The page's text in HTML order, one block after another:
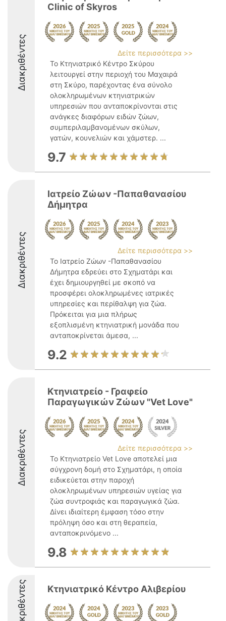
Διακριθέντες
Clinic of Skyros
Δείτε περισσότερα >>
Το Κτηνιατρικό Κέντρο Σκύρου
λειτουργεί στην περιοχή του Μαχαιρά
στη Σκύρο, παρέχοντας ένα σύνολο
ολοκληρωμένων κτηνιατρικών
υπηρεσιών που ανταποκρίνονται στις
ανάγκες διαφόρων ειδών ζώων,
συμπεριλαμβανομένων σκύλων,
γατών, κουνελιών και χάμστερ. ...
9.7
Διακριθέντες
Ιατρείο Ζώων -Παπαθανασίου
Δήμητρα
Δείτε περισσότερα >>
Το Ιατρείο Ζώων -Παπαθανασίου
Δήμητρα εδρεύει στο Σχηματάρι και
έχει δημιουργηθεί με σκοπό να
προσφέρει ολοκληρωμένες ιατρικές
υπηρεσίες και περίθαλψη για ζώα.
Πρόκειται για μια πλήρως
εξοπλισμένη κτηνιατρική μονάδα που
ανταποκρίνεται άμεσα, ...
9.2
Διακριθέντες
Κτηνιατρείο - Γραφείο
Παραγωγικών Ζώων "Vet Love"
Δείτε περισσότερα >>
Το Κτηνιατρείο Vet Love αποτελεί μια
σύγχρονη δομή στο Σχηματάρι, η οποία
ειδικεύεται στην παροχή
ολοκληρωμένων υπηρεσιών υγείας για
ζώα συντροφιάς και παραγωγικά ζώα.
Δίνει ιδιαίτερη έμφαση τόσο στην
πρόληψη όσο και στη θεραπεία,
ανταποκρινόμενο ...
9.8
Διακριθέντες Κτηνιατρικό Κέντρο Αλιβερίου